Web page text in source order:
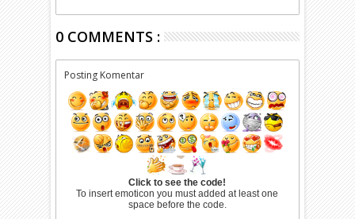
0 COMMENTS :
Posting Komentar
Click to see the code!
To insert emoticon you must added at least one
space before the code.